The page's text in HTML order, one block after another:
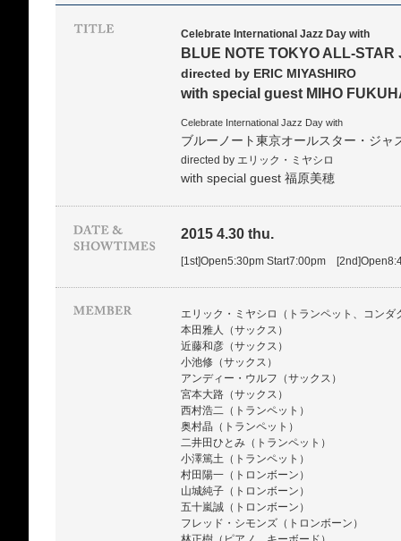
Celebrate International Jazz Day with
BLUE NOTE TOKYO ALL-
directed by ERIC MIYASHIRO
with special guest MIHO
Celebrate International Jazz Day with
ブルーノート東京オールスター・ジャ
directed by エリック・ミヤシロ
with special guest 福原美穂
2015 4.30 thu.
[1st]Open5:30pm Start7:00pm
エリック・ミヤシロ（トランペット、コンダ
本田雅人（サックス）
近藤和彦（サックス）
小池修（サックス）
アンディー・ウルフ（サックス）
宮本大路（サックス）
西村浩二（トランペット）
奥村晶（トランペット）
二井田ひとみ（トランペット）
小澤篤土（トランペット）
村田陽一（トロンボーン）
山城純子（トロンボーン）
五十嵐誠（トロンボーン）
フレッド・シモンズ（トロンボーン）